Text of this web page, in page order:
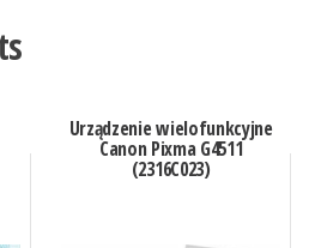
Urządzenie wielofunkcyjne
Canon Pixma G4511
(2316C023)